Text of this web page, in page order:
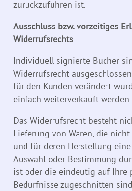
zurückzuführen ist.
Ausschluss bzw. vorzeitiges
Widerrufsrechts
Individuell signierte Bücher
Widerrufsrecht
für den Kunden verändert
einfach weiterverkauft werden
Das Widerrufsrecht besteht
Lieferung von Waren, die
und für deren Herstellung
Auswahl oder Bestimmung
ist oder die eindeutig auf Ihre
Bedürfnisse zugeschnitten